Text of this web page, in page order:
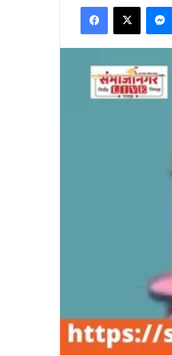
email
Facebook
X